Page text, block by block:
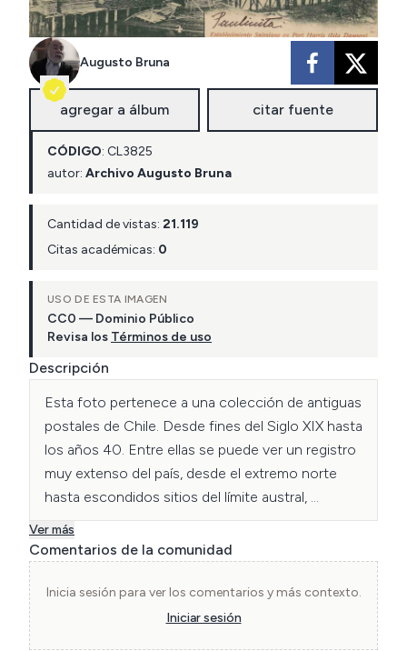
Augusto Bruna
agregar a álbum citar fuente
CÓDIGO: CL3825
autor: Archivo Augusto Bruna
Cantidad de vistas: 21.119
Citas académicas: 0
USO DE ESTA IMAGEN
CC0 — Dominio Público
Revisa los Términos de uso
Descripción
Esta foto pertenece a una colección de antiguas
postales de Chile. Desde fines del Siglo XIX hasta
los años 40. Entre ellas se puede ver un registro
muy extenso del país, desde el extremo norte
hasta escondidos sitios del límite austral,
pasando por poblados, ciudades y paisajes
naturales.
Ver más
Comentarios de la comunidad
Inicia sesión para ver los comentarios y más contexto.
Iniciar sesión